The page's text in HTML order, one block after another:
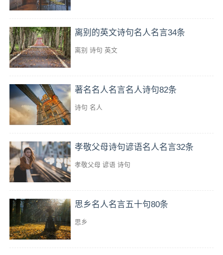
离别的英文诗句名人名言34条
离别 诗句 英文
著名名人名言名人诗句82条
诗句 名人
孝敬父母诗句谚语名人名言32条
孝敬父母 谚语 诗句
思乡名人名言五十句80条
思乡